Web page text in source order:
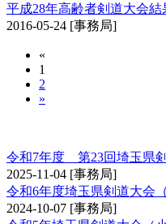
平成28年高齢者剣道大会結
2016-05-24 [事務局]
«
1
2
»
令和7年度 第23回埼玉県
2025-11-04 [事務局]
令和6年度埼玉県剣道大会
2024-10-07 [事務局]